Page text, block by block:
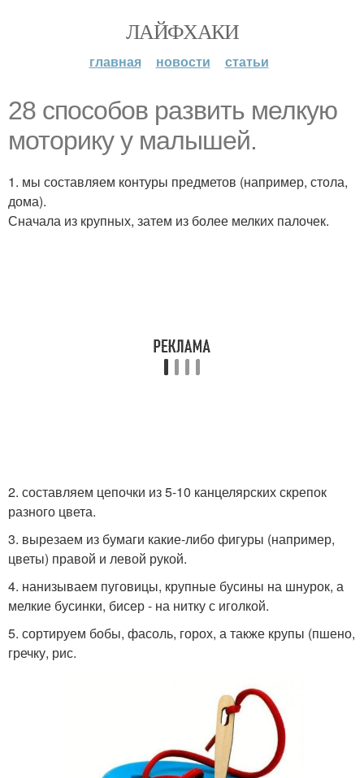
ЛАЙФХАКИ
главная новости статьи
28 способов развить мелкую
моторику у малышей.
1. мы составляем контуры предметов (например, стола,
дома).
Сначала из крупных, затем из более мелких палочек.
2. составляем цепочки из 5-10 канцелярских скрепок
разного цвета.
3. вырезаем из бумаги какие-либо фигуры (например,
цветы) правой и левой рукой.
4. нанизываем пуговицы, крупные бусины на шнурок, а
мелкие бусинки, бисер - на нитку с иголкой.
5. сортируем бобы, фасоль, горох, а также крупы (пшено,
гречку, рис.